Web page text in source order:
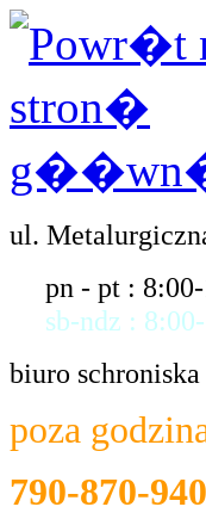
ul.
pn - pt :
sb-ndz :
biuro
poza
790-870-940